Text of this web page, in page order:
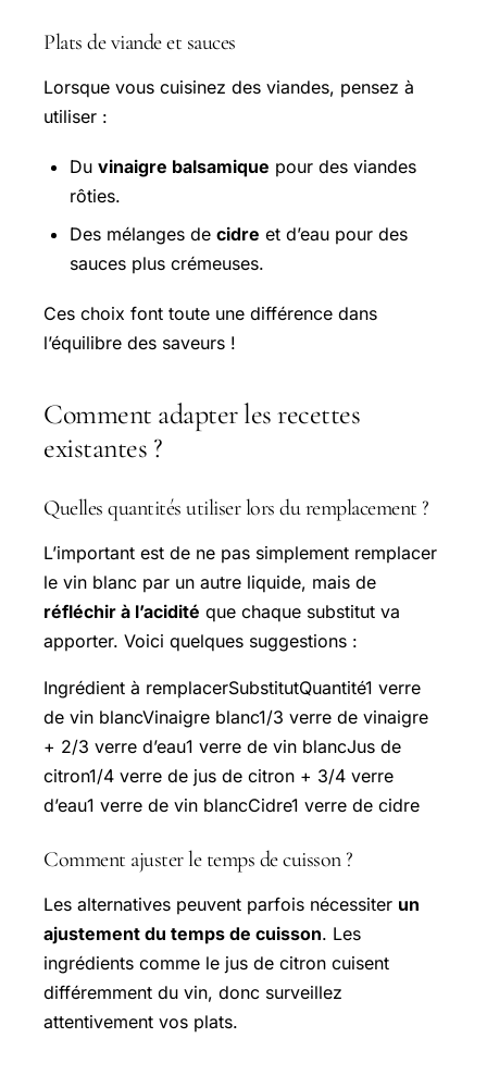
Plats de viande et sauces
Lorsque vous cuisinez des viandes, pensez à
utiliser :
Du vinaigre balsamique pour des viandes
rôties.
Des mélanges de cidre et d’eau pour des
sauces plus crémeuses.
Ces choix font toute une différence dans
l’équilibre des saveurs !
Comment adapter les recettes
existantes ?
Quelles quantités utiliser lors du remplacement ?
L’important est de ne pas simplement remplacer
le vin blanc par un autre liquide, mais de
réfléchir à l’acidité que chaque substitut va
apporter. Voici quelques suggestions :
Ingrédient à remplacerSubstitutQuantité1 verre
de vin blancVinaigre blanc1/3 verre de vinaigre
+ 2/3 verre d’eau1 verre de vin blancJus de
citron1/4 verre de jus de citron + 3/4 verre
d’eau1 verre de vin blancCidre1 verre de cidre
Comment ajuster le temps de cuisson ?
Les alternatives peuvent parfois nécessiter un
ajustement du temps de cuisson. Les
ingrédients comme le jus de citron cuisent
différemment du vin, donc surveillez
attentivement vos plats.